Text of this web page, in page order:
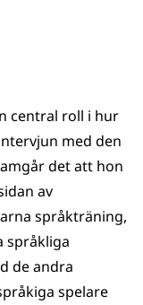
central roll i hur
med den
det att hon
av
språkträning,
språkliga
de andra
spelare